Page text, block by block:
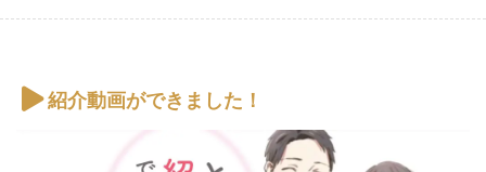
紹介動画ができました！